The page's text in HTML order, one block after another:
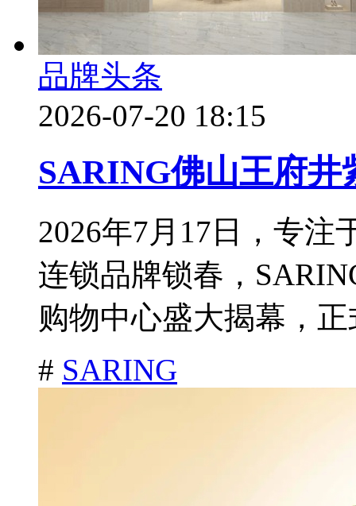
品牌头条
2026-07-20 18:15
SARING佛山王府井
2026年7月17日，专注
连锁品牌锁春，
购物中心盛大揭幕，
# SARING